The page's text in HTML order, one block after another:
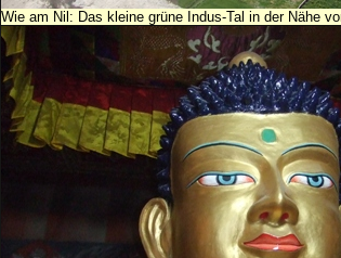
Wie am Nil: Das kleine grüne Indus-Tal in der Nähe